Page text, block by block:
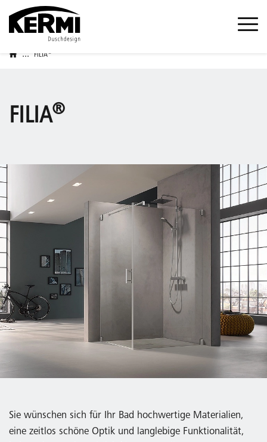
... FILIA®
FILIA®
Sie wünschen sich für Ihr Bad hochwertige Materialien,
eine zeitlos schöne Optik und langlebige Funktionalität,